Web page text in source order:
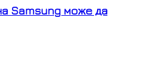
Samsung може да